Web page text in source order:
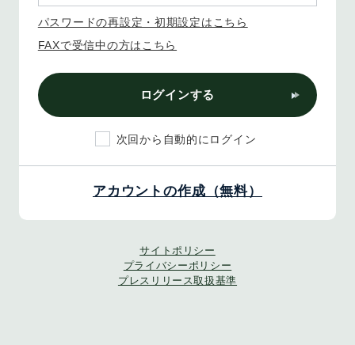
パスワードの再設定・初期設定はこちら
FAXで受信中の方はこちら
ログインする
次回から自動的にログイン
アカウントの作成（無料）
サイトポリシー
プライバシーポリシー
プレスリリース取扱基準